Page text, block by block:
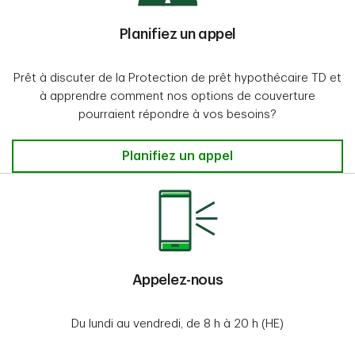
Planifiez un appel
Prêt à discuter de la Protection de prêt hypothécaire TD et
à apprendre comment nos options de couverture
pourraient répondre à vos besoins?
Planifiez un appel
Appelez-nous
Du lundi au vendredi, de 8 h à 20 h (HE)